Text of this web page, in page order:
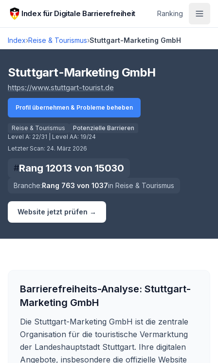
Zum Hauptinhalt springen
Index für Digitale Barrierefreiheit Ranking
Index›Reise & Tourismus›Stuttgart-Marketing GmbH
Score lädt
Stuttgart-Marketing GmbH
https://www.stuttgart-tourist.de
Profil übernehmen & Probleme beheben
Reise & Tourismus
Potenzielle Barrieren
Level A: 22/31 | Level AA: 19/24
Letzter Scan: 24. März 2026
#Rang 12013 von 15030
Branche:Rang 763 von 1037in Reise & Tourismus
Website jetzt prüfen →
Barrierefreiheits-Analyse: Stuttgart-
Marketing GmbH
Die Stuttgart-Marketing GmbH ist die zentrale
Organisation für die touristische Vermarktung
der Landeshauptstadt Stuttgart. Ihre digitalen
Angebote, insbesondere die offizielle Website